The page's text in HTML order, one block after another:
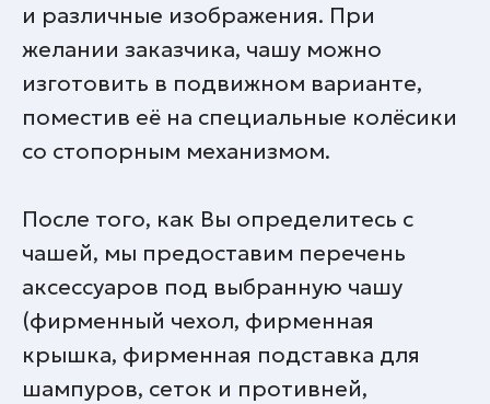
и различные изображения. При
желании заказчика, чашу можно
изготовить в подвижном варианте,
поместив её на специальные колёсики
со стопорным механизмом.
После того, как Вы определитесь с
чашей, мы предоставим перечень
аксессуаров под выбранную чашу
(фирменный чехол, фирменная
крышка, фирменная подставка для
шампуров, сеток и противней,